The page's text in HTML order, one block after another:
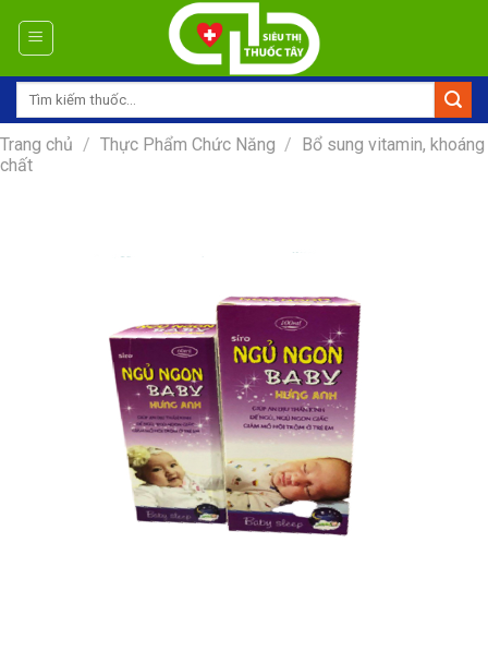
Tìm
Trang chủ / Thực Phẩm Chức Năng / Bổ sung vitamin, khoáng
chất